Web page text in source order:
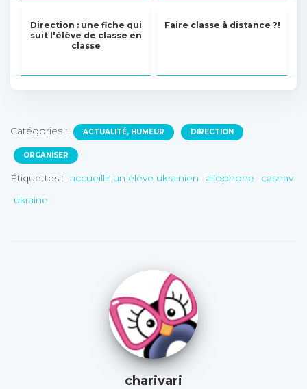
Direction : une fiche qui
suit l'élève de classe en
classe
Faire classe à distance ?!
Catégories : ACTUALITÉ, HUMEUR DIRECTION
ORGANISER
Étiquettes : accueillir un élève ukrainien allophone
casnav
ukraine
charivari